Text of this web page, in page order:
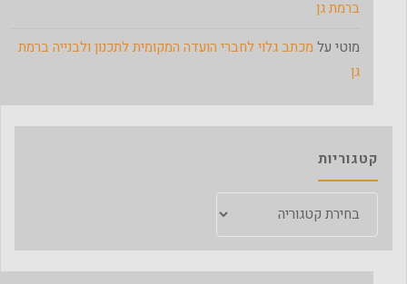
ברמת גן
מוטי על מכתב גלוי לחברי הועדה המקומית לתכנון ולבנייה ברמת
גן
קטגוריות